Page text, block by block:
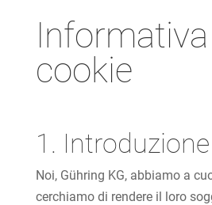
cookie
1. Introduzione
Noi, Gühring KG, abbiamo a
cerchiamo di rendere il loro